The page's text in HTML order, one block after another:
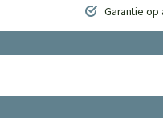
Garantie op